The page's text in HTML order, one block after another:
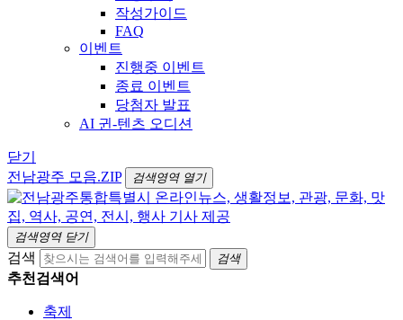
작성가이드
FAQ
이벤트
진행중 이벤트
종료 이벤트
당첨자 발표
AI 귄-텐츠 오디션
닫기
전남광주 모음.ZIP
검색영역 열기
검색영역 닫기
검색 검색
추천검색어
축제